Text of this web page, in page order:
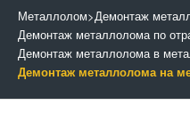
Металлолом>Демонтаж
Демонтаж металлолома по
Демонтаж металлолома в
Демонтаж металлолома на